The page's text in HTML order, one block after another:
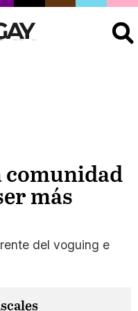
comunidad
más
del voguing e